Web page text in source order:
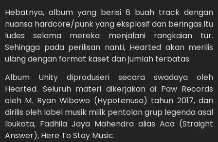
Hebatnya, album yang berisi 6 buah track dengan
nuansa hardcore/punk yang eksplosif dan beringas itu
ludes selama mereka menjalani rangkaian tur.
Sehingga pada perilisan nanti, Hearted akan merilis
ulang dengan format kaset dan jumlah terbatas.
Album Unity diproduseri secara swadaya oleh
Hearted. Seluruh materi dikerjakan di Paw Records
oleh M. Ryan Wibowo (Hypotenusa) tahun 2017, dan
dirilis oleh label musik milik pentolan grup legenda asal
Ibukota, Fadhila Jaya Mahendra alias Aca (Straight
Answer), Here To Stay Music.